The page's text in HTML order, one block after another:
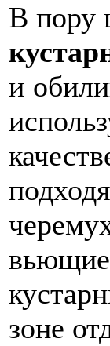
В пору
и
зоне